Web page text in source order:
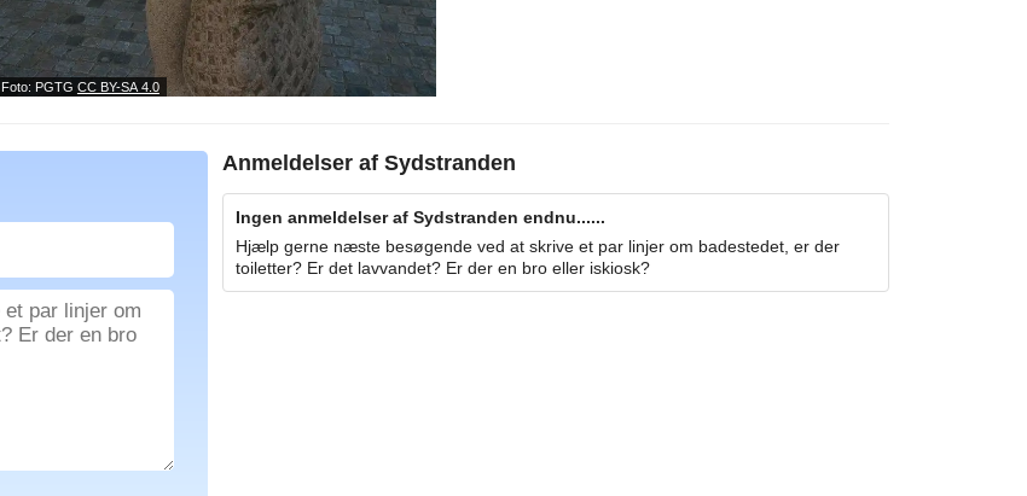
Foto: PGTG CC BY-SA 4.0
Anmeldelser af Sydstranden
Ingen anmeldelser af Sydstranden endnu......
Hjælp gerne næste besøgende ved at skrive et par linjer om badestedet, er der
toiletter? Er det lavvandet? Er der en bro eller iskiosk?